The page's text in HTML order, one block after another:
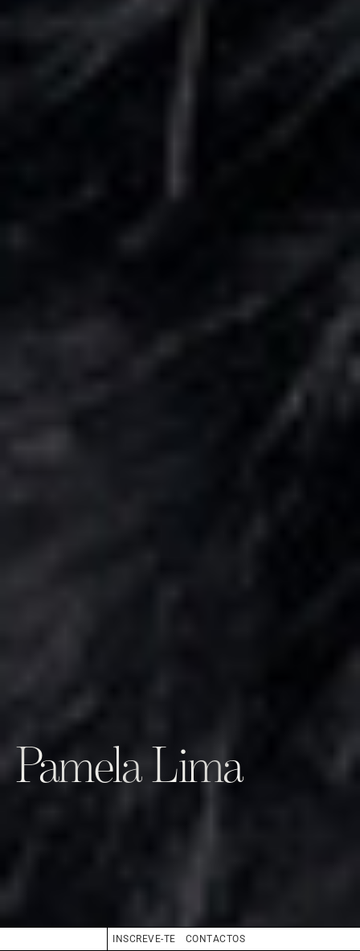
Pamela Lima
INSCREVE-TE CONTACTOS